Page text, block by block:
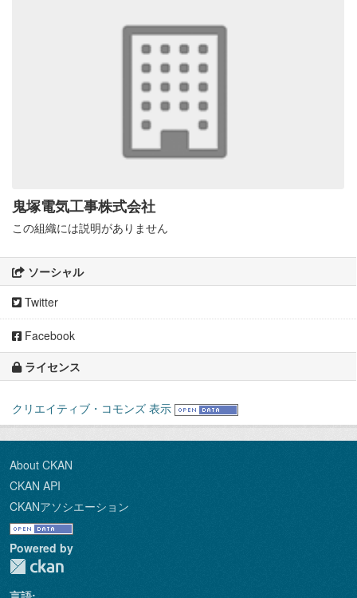
鬼塚電気工事株式会社
この組織には説明がありません
ソーシャル
Twitter
Facebook
ライセンス
クリエイティブ・コモンズ 表示
About CKAN
CKAN API
CKANアソシエーション
Powered by